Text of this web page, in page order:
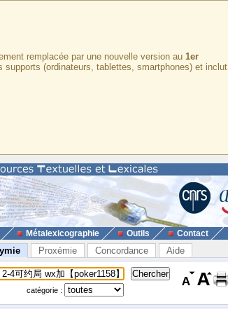
remplacée par une nouvelle version au 1er
(ordinateurs, tablettes, smartphones) et inclut
Métalexicographie Outils Contact
Proxémie Concordance Aide
catégorie :